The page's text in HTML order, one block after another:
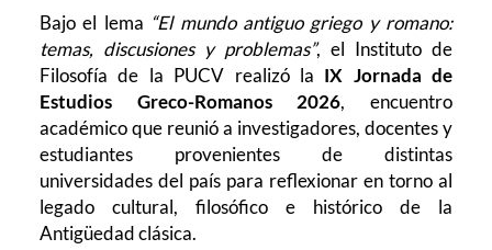
Bajo el lema “El mundo antiguo griego y romano:
temas, discusiones y problemas”, el Instituto de
Filosofía de la PUCV realizó la IX Jornada de
Estudios Greco-Romanos 2026, encuentro
académico que reunió a investigadores, docentes y
estudiantes provenientes de distintas
universidades del país para reflexionar en torno al
legado cultural, filosófico e histórico de la
Antigüedad clásica.